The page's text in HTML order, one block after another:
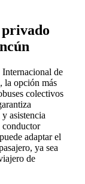
de
la opción más
colectivos
asistencia
conductor
adaptar el
ya sea
de